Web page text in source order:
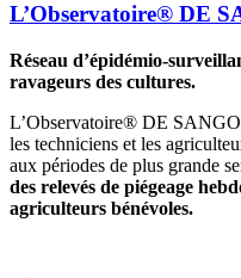
L’Observatoire® DE
Réseau d’épidémio-
ravageurs des cultures.
L’Observatoire® DE
les techniciens et les
aux périodes de plus grande
des relevés de piégeage
agriculteurs bénévoles.